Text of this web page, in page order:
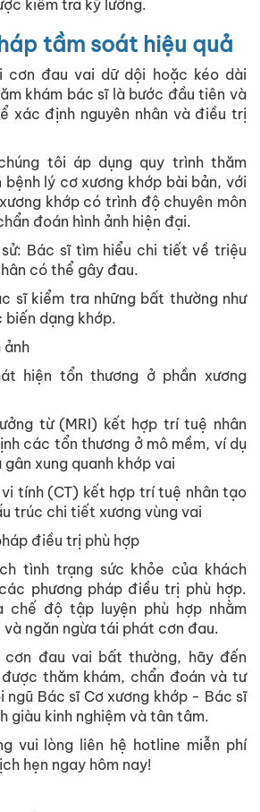
kiểm tra kỹ lưỡng.
tầm soát hiệu quả
cơn đau vai dữ dội hoặc kéo dài
khám bác sĩ là bước đầu tiên và
xác định nguyên nhân và điều trị
tôi áp dụng quy trình thăm
lý cơ xương khớp bài bản, với
khớp có trình độ chuyên môn
đoán hình ảnh hiện đại.
Bác sĩ tìm hiểu chi tiết về triệu
có thể gây đau.
sĩ kiểm tra những bất thường như
biến dạng khớp.
ảnh
hiện tổn thương ở phần xương
từ (MRI) kết hợp trí tuệ nhân
các tổn thương ở mô mềm, ví dụ
xung quanh khớp vai
tính (CT) kết hợp trí tuệ nhân tạo
trúc chi tiết xương vùng vai
điều trị phù hợp
tình trạng sức khỏe của khách
phương pháp điều trị phù hợp.
chế độ tập luyện phù hợp nhằm
và ngăn ngừa tái phát cơn đau.
đau vai bất thường, hãy đến
thăm khám, chẩn đoán và tư
Bác sĩ Cơ xương khớp - Bác sĩ
giàu kinh nghiệm và tân tâm.
vui lòng liên hệ hotline miễn phí
hẹn ngay hôm nay!